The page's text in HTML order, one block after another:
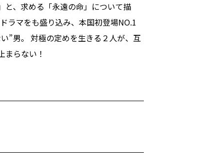
と、求める「永遠の命」について描
ラマをも盛り込み、本国初登場NO.1
”男。 対極の定めを生きる２人が、互
らない！